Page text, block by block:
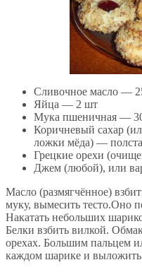
Сливочное масло —
Яйца — 2 шт
Мука пшеничная —
Коричневый сахар
ложки мёда) —
Грецкие орехи
Джем (любой), или
Масло (размягчённое)
муку, вымесить тесто.Оно
Накатать небольших
Белки взбить вилкой.
орехах. Большим пальцем
каждом шарике и выложить